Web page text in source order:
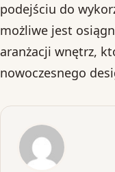
podejściu do
możliwe jest
aranżacji wnętrz,
nowoczesnego